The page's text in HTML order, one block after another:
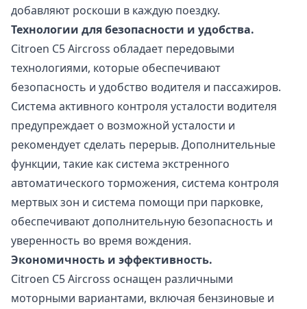
добавляют роскоши в каждую поездку.
Технологии для безопасности и удобства.
Citroen C5 Aircross обладает передовыми
технологиями, которые обеспечивают
безопасность и удобство водителя и пассажиров.
Система активного контроля усталости водителя
предупреждает о возможной усталости и
рекомендует сделать перерыв. Дополнительные
функции, такие как система экстренного
автоматического торможения, система контроля
мертвых зон и система помощи при парковке,
обеспечивают дополнительную безопасность и
уверенность во время вождения.
Экономичность и эффективность.
Citroen C5 Aircross оснащен различными
моторными вариантами, включая бензиновые и